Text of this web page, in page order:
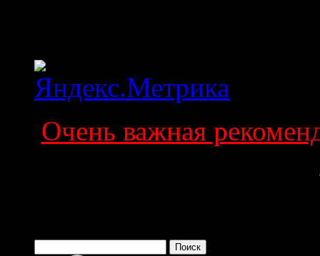
Очень важная